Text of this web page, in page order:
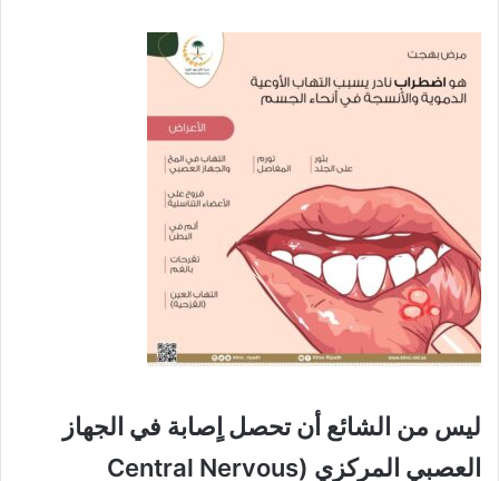
ليس من الشائع أن تحصل اٍصابة في الجهاز
العصبي المركزي (Central Nervous